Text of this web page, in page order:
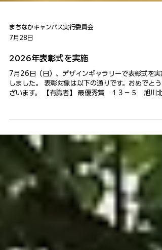
まちなかキャンパス実行委員会
7月28日
7月26日（日）、デザインギャラリーで表彰式を実
ざいます。 【有識者】 最優秀賞 １３－５ 旭川北
校 いったん一口食べてみない？ 78.98点 優秀
３５－１ 旭川永嶺高校 チーム最高のまちづくり
ゼロから始まるまちづくり 78.58点 優秀賞 ３６
２ 旭川永嶺高校 まちなかクリエイター～まちの
能性をデザインする 77.69点 奨励賞 ２５－１
川農業高校 食品科学科 北限のサツマイモ栽培と
は？ 75.58点 奨励賞 １４－2 旭川北高校 お
子救出大作戦！！ 75.56点 奨励賞 １６－３ 旭
北高校 物価ピタリ王 75.35点 【1日目いいね！
札】 １位 １１．旭川農業高校 生活科学科 ブル
ムドロップシール ９１票 ２位 ２２．旭川高専